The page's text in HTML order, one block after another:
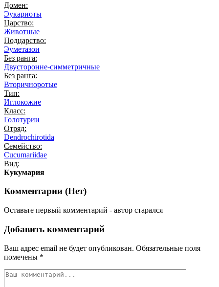
Домен:
Эукариоты
Царство:
Животные
Подцарство:
Эуметазои
Без ранга:
Двусторонне-симметричные
Без ранга:
Вторичноротые
Тип:
Иглокожие
Класс:
Голотурии
Отряд:
Dendrochirotida
Семейство:
Cucumariidae
Вид:
Кукумария
Комментарии (Нет)
Оставьте первый комментарий - автор старался
Добавить комментарий
Ваш адрес email не будет опубликован. Обязательные поля
помечены *